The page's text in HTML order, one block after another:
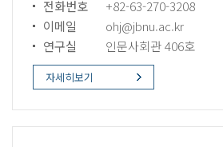
전화번호
+82-63-270-3208
이메일
ohj@jbnu.ac.kr
연구실
인문사회관 406호
자세히보기